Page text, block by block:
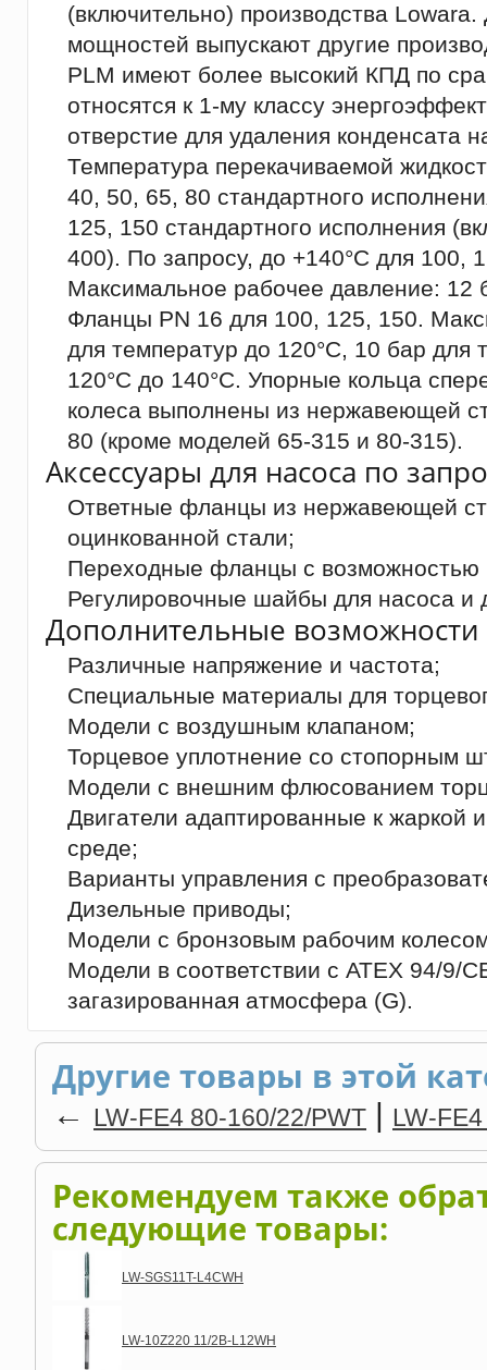
(включительно) производства
мощностей выпускают другие
PLМ имеют более высокий КПД по
относятся к 1-му классу
отверстие для удаления конденсата
Температура перекачиваемой
40, 50, 65, 80 стандартного
125, 150 стандартного исполнения
400). По запросу, до +140°C для 100,
Максимальное рабочее давление: 12
Фланцы PN 16 для 100, 125, 150.
для температур до 120°C, 10 бар для
120°C до 140°C. Упорные кольца
колеса выполнены из нержавеющей
80 (кроме моделей 65-315 и 80-315).
Аксессуары для насоса по
Ответные фланцы из нержавеющей
оцинкованной стали;
Переходные фланцы с возможностью
Регулировочные шайбы для насоса и
Дополнительные возможности
Различные напряжение и частота;
Специальные материалы для
Модели с воздушным клапаном;
Торцевое уплотнение со стопорным
Модели с внешним флюсованием
Двигатели адаптированные к жаркой
среде;
Варианты управления с
Дизельные приводы;
Модели с бронзовым рабочим
Модели в соответствии с ATEX 94/9/
загазированная атмосфера (G).
Другие товары в этой
← LW-FЕ4 80-160/22/PWT | LW-
Рекомендуем также
следующие товары:
LW-SGS11T-L4CWH
LW-10Z220 11/2B-L12WH